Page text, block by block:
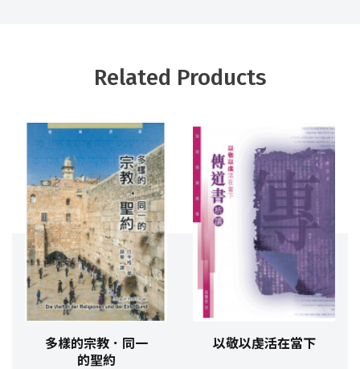
Related Products
多樣的宗教．同一
的聖約
以敬以虔活在當下